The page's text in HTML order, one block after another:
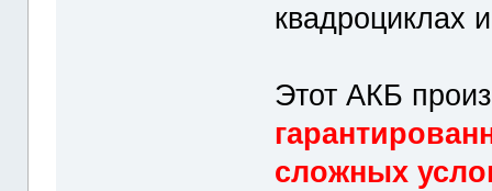
квадроциклах
Этот АКБ
сложных